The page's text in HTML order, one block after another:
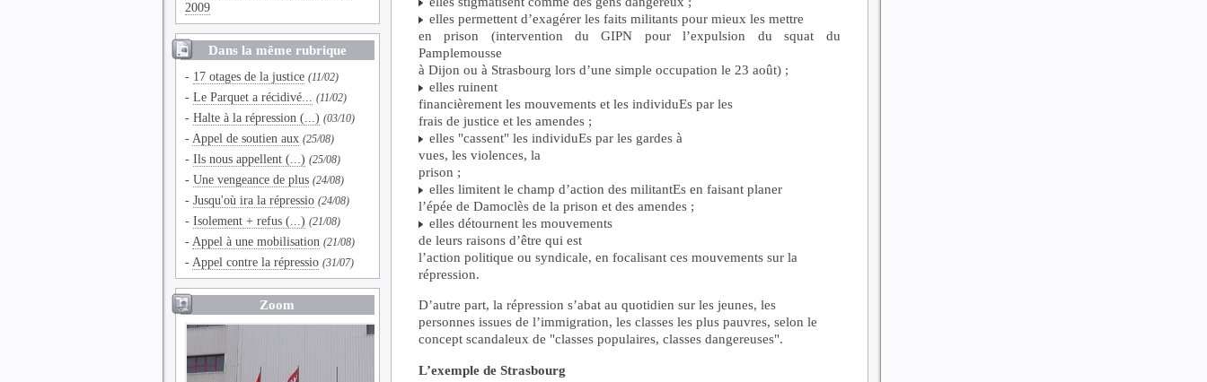
2009
Dans la même rubrique
- 17 otages de la justice (11/02)
- Le Parquet a récidivé... (11/02)
- Halte à la répression (...) (03/10)
- Appel de soutien aux (25/08)
- Ils nous appellent (...) (25/08)
- Une vengeance de plus (24/08)
- Jusqu'où ira la répressio (24/08)
- Isolement + refus (...) (21/08)
- Appel à une mobilisation (21/08)
- Appel contre la répressio (31/07)
Zoom
elles permettent d’exagérer les faits militants pour mieux les mettre
en prison (intervention du GIPN pour l’expulsion du squat du
Pamplemousse
à Dijon ou à Strasbourg lors d’une simple occupation le 23 août) ;
elles ruinent
financièrement les mouvements et les individuEs par les
frais de justice et les amendes ;
elles "cassent" les individuEs par les gardes à
vues, les violences, la
prison ;
elles limitent le champ d’action des militantEs en faisant planer
l’épée de Damoclès de la prison et des amendes ;
elles détournent les mouvements
de leurs raisons d’être qui est
l’action politique ou syndicale, en focalisant ces mouvements sur la
répression.
D’autre part, la répression s’abat au quotidien sur les jeunes, les
personnes issues de l’immigration, les classes les plus pauvres, selon le
concept scandaleux de "classes populaires, classes dangereuses".
L’exemple de Strasbourg